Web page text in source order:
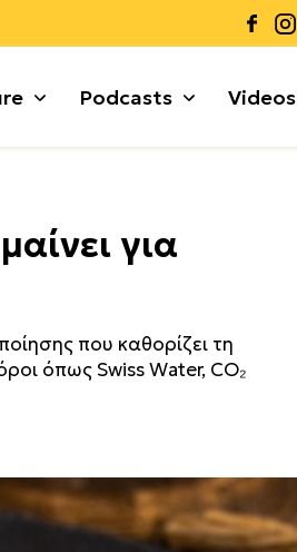
Γκρανόλες + Μπάρες
Podcasts Videos
για
που καθορίζει τη
όπως Swiss Water, CO₂